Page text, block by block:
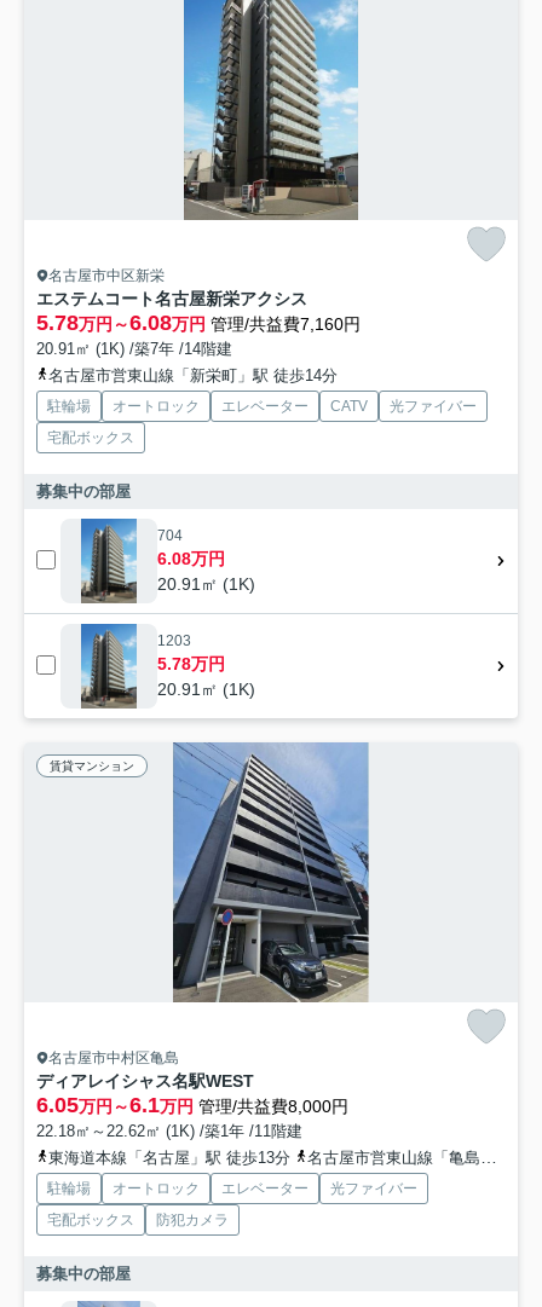
名古屋市中区新栄
エステムコート名古屋新栄アクシス
5.78万円～6.08万円 管理/共益費7,160円
20.91㎡ (1K) /築7年 /14階建
名古屋市営東山線「新栄町」駅 徒歩14分
駐輪場 オートロック エレベーター CATV
光ファイバー
宅配ボックス
募集中の部屋
704
6.08万円
20.91㎡ (1K)
1203
5.78万円
20.91㎡ (1K)
賃貸マンション
名古屋市中村区亀島
ディアレイシャス名駅WEST
6.05万円～6.1万円 管理/共益費8,000円
22.18㎡～22.62㎡ (1K) /築1年 /11階建
東海道本線「名古屋」駅 徒歩13分
名古屋市営東山線「亀島」駅 徒歩8分
駐輪場 オートロック エレベーター
光ファイバー
宅配ボックス
防犯カメラ
募集中の部屋